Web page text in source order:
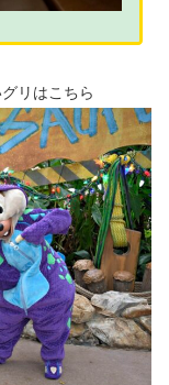
リはこちら